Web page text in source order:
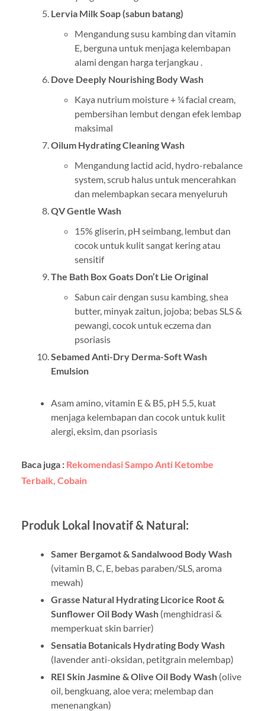
Lervia Milk Soap (sabun batang)
Mengandung susu kambing dan vitamin
E, berguna untuk menjaga kelembapan
alami dengan harga terjangkau .
Dove Deeply Nourishing Body Wash
Kaya nutrium moisture + ¼ facial cream,
pembersihan lembut dengan efek lembap
maksimal
Oilum Hydrating Cleaning Wash
Mengandung lactid acid, hydro-rebalance
system, scrub halus untuk mencerahkan
dan melembapkan secara menyeluruh
QV Gentle Wash
15% gliserin, pH seimbang, lembut dan
cocok untuk kulit sangat kering atau
sensitif
The Bath Box Goats Don’t Lie Original
Sabun cair dengan susu kambing, shea
butter, minyak zaitun, jojoba; bebas SLS &
pewangi, cocok untuk eczema dan
psoriasis
Sebamed Anti-Dry Derma-Soft Wash
Emulsion
Asam amino, vitamin E & B5, pH 5.5, kuat
menjaga kelembapan dan cocok untuk kulit
alergi, eksim, dan psoriasis
Baca juga : Rekomendasi Sampo Anti Ketombe
Terbaik, Cobain
Produk Lokal Inovatif & Natural:
Samer Bergamot & Sandalwood Body Wash
(vitamin B, C, E, bebas paraben/SLS, aroma
mewah)
Grasse Natural Hydrating Licorice Root &
Sunflower Oil Body Wash(menghidrasi &
memperkuat skin barrier)
Sensatia Botanicals Hydrating Body Wash
(lavender anti-oksidan, petitgrain melembap)
REI Skin Jasmine & Olive Oil Body Wash(olive
oil, bengkuang, aloe vera; melembap dan
menenangkan)